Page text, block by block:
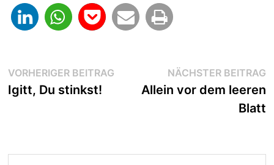
Beitragsnavigation
VORHERIGER BEITRAG Vorheriger
Beitrag:
Igitt, Du stinkst!
NÄCHSTER BEITRAG
Allein vor dem leeren
Blatt